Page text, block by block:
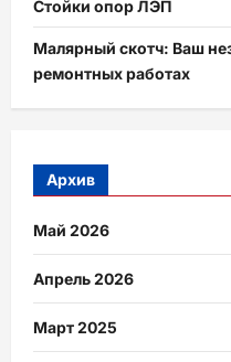
Стойки опор ЛЭП
Малярный скотч: Ваш
ремонтных работах
Архив
Май 2026
Апрель 2026
Март 2025